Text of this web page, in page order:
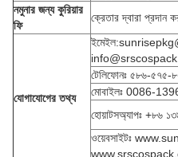
নমুনার জন্য কুরিয়ার
ফি
ক্রেতার দ্বারা প্রদান
যোগাযোগের তথ্য
টেলিফোনঃ ৫৮৬-৫৭৫-
মোবাইলঃ 0086-
হোয়াটসঅ্যাপঃ +৮৬
ওয়েবসাইটঃ